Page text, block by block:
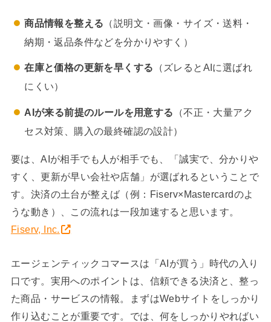
商品情報を整える （説明文・画像・サイズ・送料・
納期・返品条件などを分かりやすく）
在庫と価格の更新を早くする （ズレるとAIに選ばれ
にくい）
AIが来る前提のルールを用意する （不正・大量アク
セス対策、購入の最終確認の設計）
要は、AIが相手でも人が相手でも、「誠実で、分かりや
すく、更新が早い会社や店舗」が選ばれるということで
す。決済の土台が整えば（例：Fiserv×Mastercardのよ
うな動き）、この流れは一段加速すると思います。
Fiserv, Inc.
エージェンティックコマースは「AIが買う」時代の入り
口です。実用へのポイントは、信頼できる決済と、整っ
た商品・サービスの情報。まずはWebサイトをしっかり
作り込むことが重要です。では、何をしっかりやればい